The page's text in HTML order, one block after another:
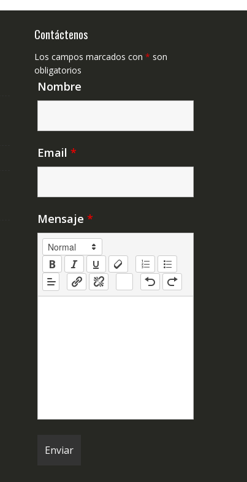
Contáctenos
Los campos marcados con * son
obligatorios
Nombre
Email *
Mensaje *